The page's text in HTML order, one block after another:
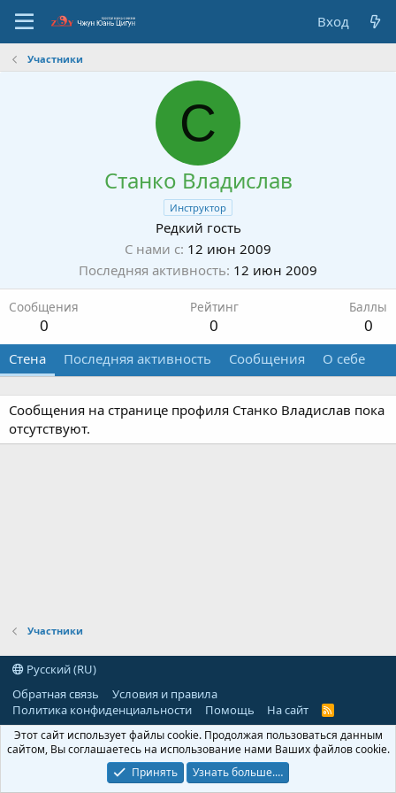
Вход
Участники
С
Станко Владислав
Инструктор
Редкий гость
С нами с 12 июн 2009
Последняя активность 12 июн 2009
Сообщения
0
Рейтинг
0
Баллы
0
Стена Последняя активность Сообщения О себе
Сообщения на странице профиля Станко Владислав пока
отсутствуют.
Участники
Русский (RU)
Обратная связь
Условия и правила
Политика конфиденциальности
Помощь На сайт
R
S
Этот сайт использует файлы cookie. Продолжая пользоваться данным
сайтом, Вы соглашаетесь на использование нами Ваших файлов cookie.
Принять
Узнать больше.…